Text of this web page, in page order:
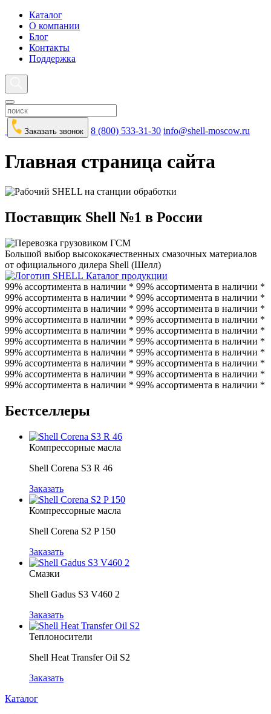
Каталог
О компании
Блог
Контакты
Поддержка
Заказать звонок 8 (800) 533-31-30 info@shell-moscow.ru
Главная страница сайта
Поставщик Shell №1 в России
Большой выбор высококачественных смазочных материалов
от официального дилера Shell (Шелл)
Каталог продукции
99% ассортимента в наличии * 99% ассортимента в наличии *
99% ассортимента в наличии * 99% ассортимента в наличии *
99% ассортимента в наличии * 99% ассортимента в наличии *
99% ассортимента в наличии * 99% ассортимента в наличии *
99% ассортимента в наличии * 99% ассортимента в наличии *
99% ассортимента в наличии * 99% ассортимента в наличии *
99% ассортимента в наличии * 99% ассортимента в наличии *
99% ассортимента в наличии * 99% ассортимента в наличии *
99% ассортимента в наличии * 99% ассортимента в наличии *
99% ассортимента в наличии * 99% ассортимента в наличии *
Бестселлеры
Компрессорные масла
Shell Corena S3 R 46
Заказать
Компрессорные масла
Shell Corena S2 P 150
Заказать
Смазки
Shell Gadus S3 V460 2
Заказать
Теплоносители
Shell Heat Transfer Oil S2
Заказать
Каталог